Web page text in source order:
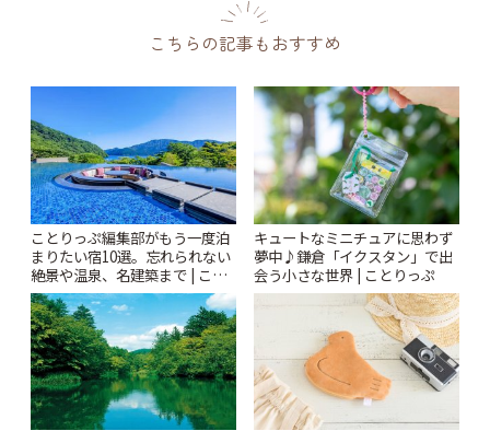
こちらの記事もおすすめ
ことりっぷ編集部がもう一度泊
まりたい宿10選。忘れられない
絶景や温泉、名建築まで | こと
りっぷ
キュートなミニチュアに思わず
夢中♪鎌倉「イクスタン」で出
会う小さな世界 | ことりっぷ